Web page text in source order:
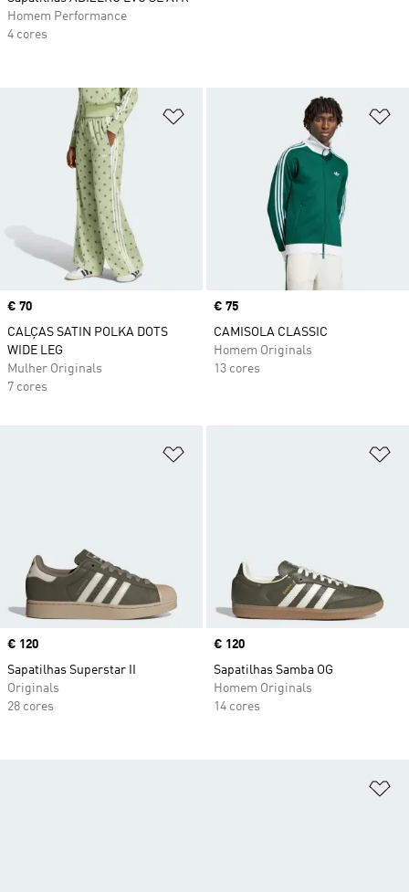
Adicionar à Lista de Desejos
Price
€ 70
CALÇAS SATIN POLKA DOTS
WIDE LEG
Mulher Originals
7 cores
Price
€ 75
CAMISOLA CLASSIC
Homem Originals
13 cores
Price
€ 120
Sapatilhas Superstar II
Originals
28 cores
Price
€ 120
Sapatilhas Samba OG
Homem Originals
14 cores
Homem Performance
4 cores